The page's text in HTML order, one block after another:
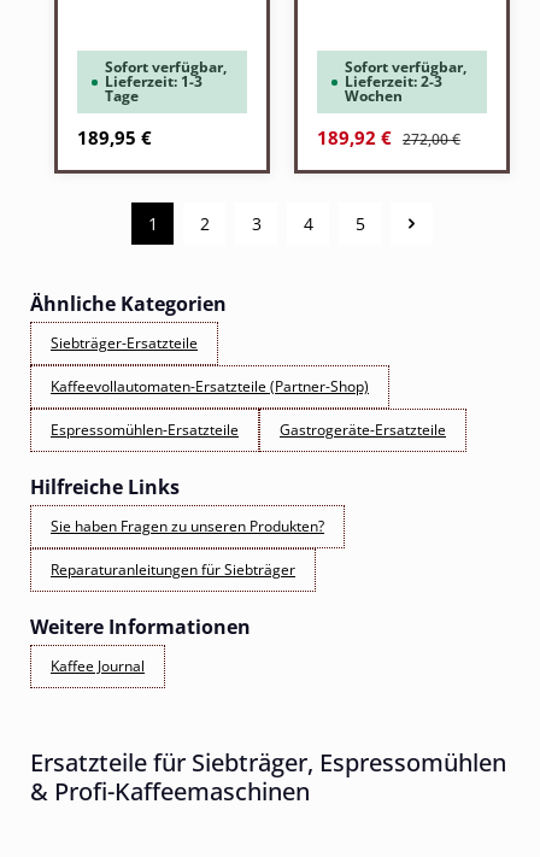
Sofort verfügbar,
Lieferzeit: 1-3
Tage
Regulärer Preis:
189,95 €
Sofort verfügbar,
Lieferzeit: 2-3
Wochen
Verkaufspreis:
189,92 € Regulärer Preis:
272,00 €
Seite
1 Seite
2 Seite
3 Seite
4 Seite
5
Ähnliche Kategorien
Siebträger-Ersatzteile
Kaffeevollautomaten-Ersatzteile (Partner-Shop)
Espressomühlen-Ersatzteile Gastrogeräte-Ersatzteile
Hilfreiche Links
Sie haben Fragen zu unseren Produkten?
Reparaturanleitungen für Siebträger
Weitere Informationen
Kaffee Journal
Ersatzteile für Siebträger, Espressomühlen
& Profi-Kaffeemaschinen